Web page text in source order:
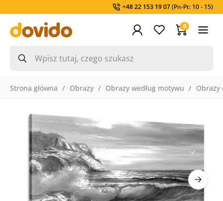
+48 22 153 19 07(Pn-Pt: 10 - 15)
0
Strona główna Obrazy Obrazy według motywu Obrazy